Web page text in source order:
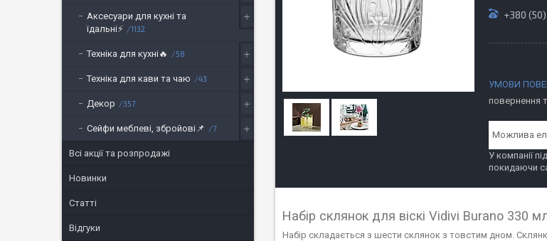
+380
повернення
У компанії
покидаючи
Набір склянок для віскі Vidivi Burano 330
Набір складається з шести склянок з товстим дном.
Аксесуари для кухні та
їдальні⚡
1132
Техніка для кухні🔥 58
Техніка для кави та чаю 43
Декор 357
Сейфи меблеві, збройові📌 7
Всі акції та розпродажі
Новинки
Статті
Відгуки